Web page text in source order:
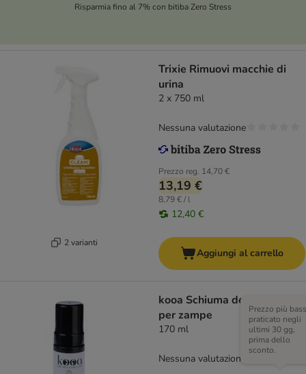
Risparmia fino al 7% con bitiba Zero Stress
2 varianti
Trixie Rimuovi macchie di
urina
2 x 750 ml
Prezzo reg. 14,70 €
13,19 €
8,79 € / l
12,40 €
Nessuna valutazione
Aggiungi al carrello
kooa Schiuma detergente
per zampe
170 ml
Prezzo più
praticato negli
ultimi 30 gg,
prima dello
sconto.
Nessuna valutazione